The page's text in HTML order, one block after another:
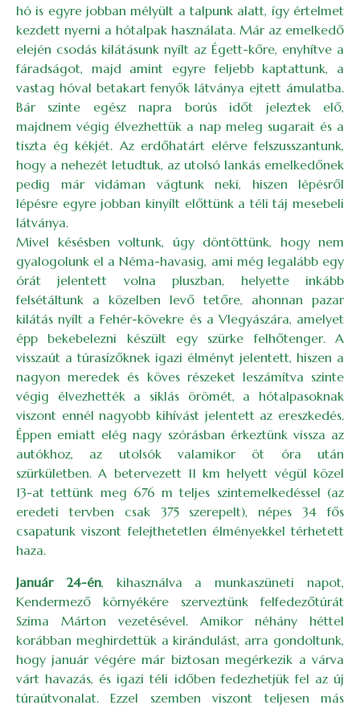
hó is egyre jobban mélyült a talpunk alatt, így értelmet
kezdett nyerni a hótalpak használata. Már az emelkedő
elején csodás kilátásunk nyílt az Égett-kőre, enyhítve a
fáradságot, majd amint egyre feljebb kaptattunk, a
vastag hóval betakart fenyők látványa ejtett ámulatba.
Bár szinte egész napra borús időt jeleztek elő,
majdnem végig élvezhettük a nap meleg sugarait és a
tiszta ég kékjét. Az erdőhatárt elérve felszusszantunk,
hogy a nehezét letudtuk, az utolsó lankás emelkedőnek
pedig már vidáman vágtunk neki, hiszen lépésről
lépésre egyre jobban kinyílt előttünk a téli táj mesebeli
látványa.
Mivel késésben voltunk, úgy döntöttünk, hogy nem
gyalogolunk el a Néma-havasig, ami még legalább egy
órát jelentett volna pluszban, helyette inkább
felsétáltunk a közelben levő tetőre, ahonnan pazar
kilátás nyílt a Fehér-kövekre és a Vlegyászára, amelyet
épp bekebelezni készült egy szürke felhőtenger. A
visszaút a túrasízőknek igazi élményt jelentett, hiszen a
nagyon meredek és köves részeket leszámítva szinte
végig élvezhették a siklás örömét, a hótalpasoknak
viszont ennél nagyobb kihívást jelentett az ereszkedés.
Éppen emiatt elég nagy szórásban érkeztünk vissza az
autókhoz, az utolsók valamikor öt óra után
szürkületben. A betervezett 11 km helyett végül közel
13-at tettünk meg 676 m teljes szintemelkedéssel (az
eredeti tervben csak 375 szerepelt), népes 34 fős
csapatunk viszont felejthetetlen élményekkel térhetett
haza.
Január 24-én, kihasználva a munkaszüneti napot,
Kendermező környékére szerveztünk felfedezőtúrát
Szima Márton vezetésével. Amikor néhány héttel
korábban meghirdettük a kirándulást, arra gondoltunk,
hogy január végére már biztosan megérkezik a várva
várt havazás, és igazi téli időben fedezhetjük fel az új
túraútvonalat. Ezzel szemben viszont teljesen más